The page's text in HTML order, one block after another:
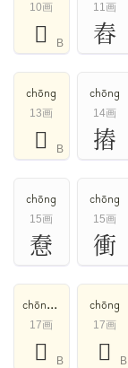
10画
𥫯 B
11画
舂
chōng
13画
𥭥 B
chōng
14画
摏
chōng
15画
憃
chōng
15画
衝
chōng,chuáng,chóng
17画
𧝎 B
chōng
17画
𪎽 B